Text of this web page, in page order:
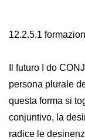
12.2.5.1
Il futuro I do
persona plurale
questa forma si
conjuntivo, la
radice le